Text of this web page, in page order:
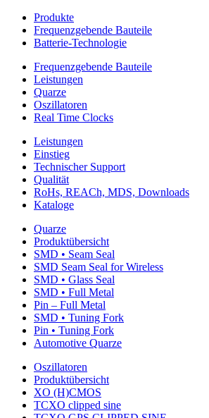
Produkte
Frequenzgebende Bauteile
Batterie-Technologie
Frequenzgebende Bauteile
Leistungen
Quarze
Oszillatoren
Real Time Clocks
Leistungen
Einstieg
Technischer Support
Qualität
RoHs, REACh, MDS, Downloads
Kataloge
Quarze
Produktübersicht
SMD • Seam Seal
SMD Seam Seal for Wireless
SMD • Glass Seal
SMD • Full Metal
Pin – Full Metal
SMD • Tuning Fork
Pin • Tuning Fork
Automotive Quarze
Oszillatoren
Produktübersicht
XO (H)CMOS
TCXO clipped sine